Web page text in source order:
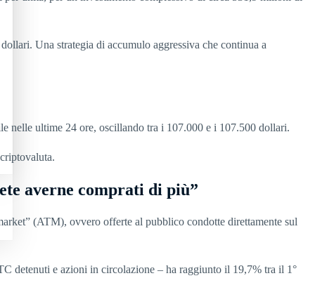
Una strategia di accumulo aggressiva che continua a
nelle ultime 24 ore, oscillando tra i 107.000 e i 107.500 dollari.
averne comprati di più”
(ATM), ovvero offerte al pubblico condotte direttamente sul
detenuti e azioni in circolazione – ha raggiunto il 19,7% tra il 1°